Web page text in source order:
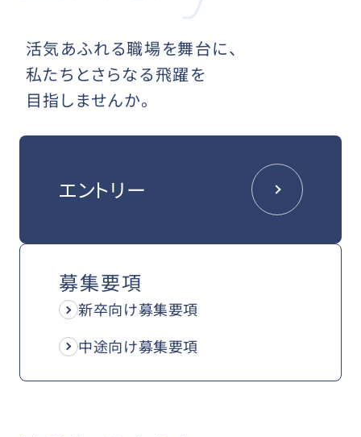
活気あふれる職場を舞台に、
私たちとさらなる飛躍を
目指しませんか。
エントリー
募集要項
新卒向け募集要項
中途向け募集要項